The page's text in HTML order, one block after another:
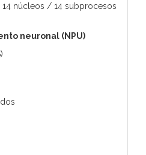
núcleos / 14 subprocesos
neuronal (NPU)